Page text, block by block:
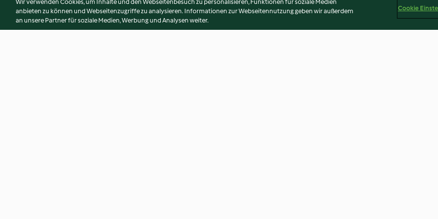
Wir verwenden Cookies, um Inhalte und den Webseitenbesuch zu personalisieren, Funktionen für soziale Medien
anbieten zu können und Webseitenzugriffe zu analysieren. Informationen zur Webseitennutzung geben wir außerdem
an unsere Partner für soziale Medien, Werbung und Analysen weiter.
Cookie